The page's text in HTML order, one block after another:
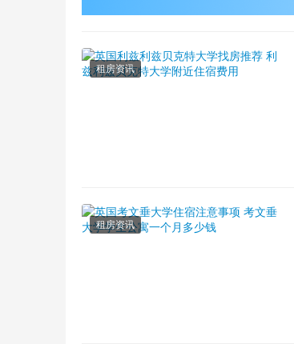
租房资讯
租房资讯